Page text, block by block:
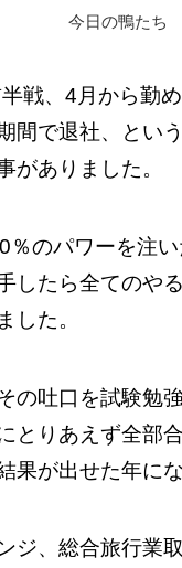
今日の鴨たち
戦、4月から勤
間で退社、とい
がありました。
％のパワーを注
したら全てのや
した。
の吐口を試験勉
とりあえず全部
果が出せた年に
ジ、総合旅行業